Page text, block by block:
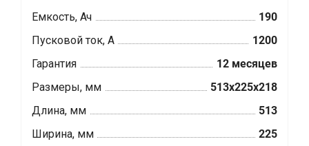
Емкость, Ач
190
Пусковой ток, А
1200
Гарантия
12 месяцев
Размеры, мм
513x225x218
Длина, мм
513
Ширина, мм
225